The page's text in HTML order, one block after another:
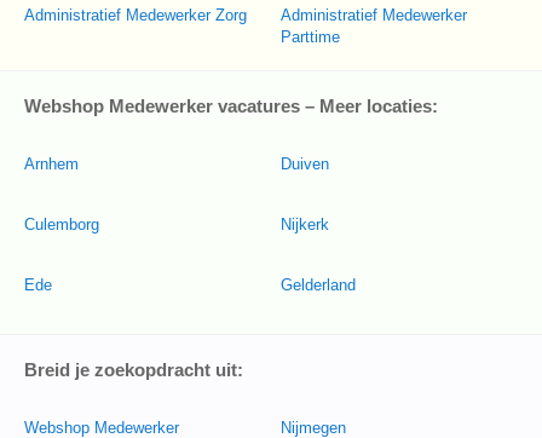
Administratief Medewerker Zorg
Administratief Medewerker
Parttime
Webshop Medewerker vacatures – Meer locaties:
Arnhem
Culemborg
Ede
Duiven
Nijkerk
Gelderland
Breid je zoekopdracht uit:
Webshop Medewerker Nijmegen